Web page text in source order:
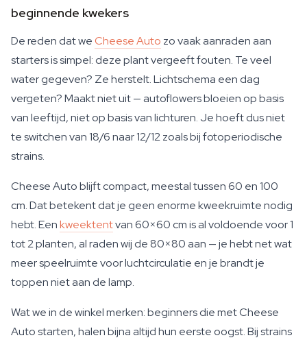
beginnende kwekers
De reden dat weCheese Auto zo vaak aanraden aan
starters is simpel: deze plant vergeeft fouten. Te veel
water gegeven? Ze herstelt. Lichtschema een dag
vergeten? Maakt niet uit — autoflowers bloeien op basis
van leeftijd, niet op basis van lichturen. Je hoeft dus niet
te switchen van 18/6 naar 12/12 zoals bij fotoperiodische
strains.
Cheese Auto blijft compact, meestal tussen 60 en 100
cm. Dat betekent dat je geen enorme kweekruimte nodig
hebt. Eenkweektentvan 60×60 cm is al voldoende voor 1
tot 2 planten, al raden wij de 80×80 aan — je hebt net wat
meer speelruimte voor luchtcirculatie en je brandt je
toppen niet aan de lamp.
Wat we in de winkel merken: beginners die met Cheese
Auto starten, halen bijna altijd hun eerste oogst. Bij strains